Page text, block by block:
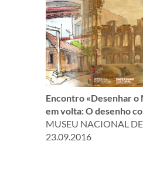
Encontro «Desenhar o
em volta: O desenho
MUSEU NACIONAL
23.09.2016